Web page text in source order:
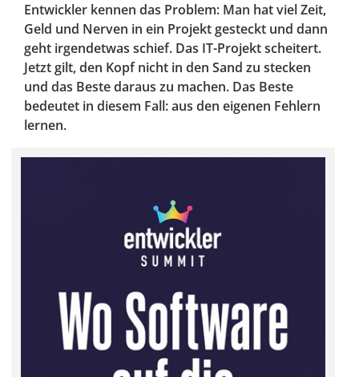
Entwickler kennen das Problem: Man hat viel Zeit,
Geld und Nerven in ein Projekt gesteckt und dann
geht irgendetwas schief. Das IT-Projekt scheitert.
Jetzt gilt, den Kopf nicht in den Sand zu stecken
und das Beste daraus zu machen. Das Beste
bedeutet in diesem Fall: aus den eigenen Fehlern
lernen.